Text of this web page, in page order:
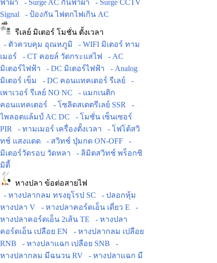
ฟ้าผ่า
- Surge AC กันฟ้าผ่า
- Surge CCTV
Signal
- ป้องกัน ไฟตกไฟเกิน AC
รีเลย์ มิเตอร์ โมชั่น ตั้งเวลา
- ตัวควบคุม อุณหภูมิ
- WIFI มิเตอร์ ทาม
เมอร์
- CT คอยล์ วัดกระแสไฟ
- AC
มิเตอร์ไฟฟ้า
- DC มิเตอร์ไฟฟ้า
- Analog
มิเตอร์ เข็ม
- DC คอนแทคเตอร์ รีเลย์
-
เพาเวอร์ รีเลย์ NO NC
- แมกเนติก
คอนแทคเตอร์
- โซลิดสเตตรีเลย์ SSR
-
ไพลอตแล้มป์ AC DC
- โมชั่น เซ็นเซอร์
PIR
- ทามเมอร์ เครื่องตั้งเวลา
- โฟโต้สวิ
ทช์ แสงแดด
- สวิทช์ ปุ่มกด ON-OFF
-
มิเตอร์วัดรอบ วัดหลา
- ลิมิตสวิทช์ พร็อกซิ
มิตี้
หางปลา ข้อต่อสายไฟ
- หางปลากลม ทรงยุโรป SC
- ปลอกหุ้ม
หางปลา V
- หางปลาคอร์ดเอ็น เดี่ยว E
-
หางปลาคอร์ดเอ็น 2เส้น TE
- หางปลา
คอร์ดเอ็น เปลือย EN
- หางปลากลม เปลือย
RNB
- หางปลาแฉก เปลือย SNB
-
หางปลากลม มีฉนวน RV
- หางปลาแฉก มี